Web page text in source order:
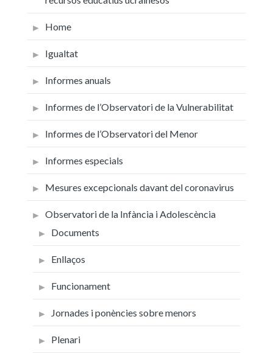
Home
Igualtat
Informes anuals
Informes de l’Observatori de la Vulnerabilitat
Informes de l’Observatori del Menor
Informes especials
Mesures excepcionals davant del coronavirus
Observatori de la Infància i Adolescència
Documents
Enllaços
Funcionament
Jornades i ponències sobre menors
Plenari